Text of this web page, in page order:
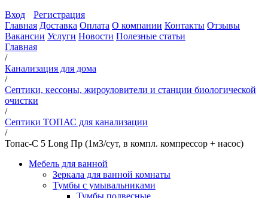
Вход
Регистрация
Главная Доставка Оплата О компании Контакты Отзывы
Вакансии Услуги Новости Полезные статьи
Главная
/
Канализация для дома
/
Септики, кессоны, жироуловители и станции биологической
очистки
/
Септики ТОПАС для канализации
/
Топас-С 5 Long Пр (1м3/сут, в компл. компрессор + насос)
Мебель для ванной
Зеркала для ванной комнаты
Тумбы с умывальниками
Тумбы подвесные